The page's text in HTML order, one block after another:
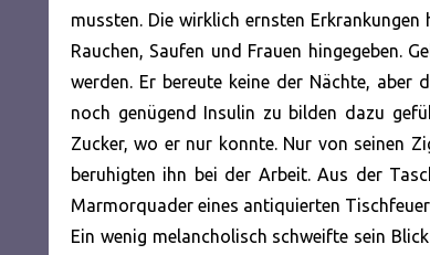
mussten. Die wirklich ernsten
Rauchen, Saufen und Frauen hingegeben.
werden. Er bereute keine der Nächte, aber
noch genügend Insulin zu bilden dazu
Zucker, wo er nur konnte. Nur von seinen
beruhigten ihn bei der Arbeit. Aus der
Marmorquader eines antiquierten
Ein wenig melancholisch schweifte sein